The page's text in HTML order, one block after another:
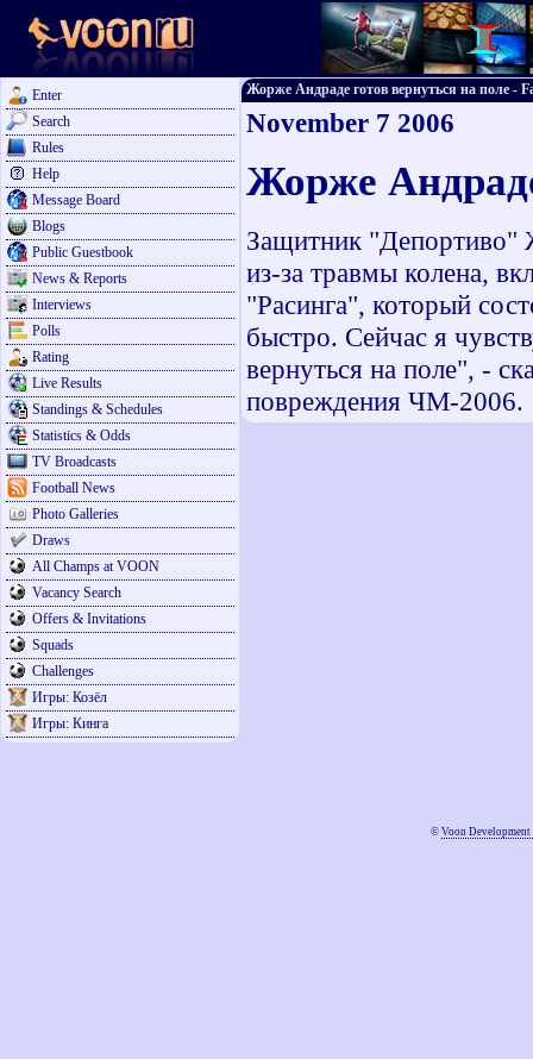
Enter
Search
Rules
Help
Message Board
Blogs
Public Guestbook
News & Reports
Interviews
Polls
Rating
Live Results
Standings & Schedules
Statistics & Odds
TV Broadcasts
Football News
Photo Galleries
Draws
All Champs at VOON
Vacancy Search
Offers & Invitations
Squads
Challenges
Игры: Козёл
Игры: Кинга
Жорже Андраде готов вернуться на поле -
November 7 2006
Жорже
Защитник "Депортиво"
из-за травмы колена,
"Расинга", который
быстро. Сейчас я
вернуться на поле", -
повреждения ЧМ-2006.
© Voon Development